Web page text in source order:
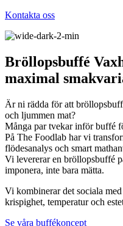
Kontakta oss
Bröllopsbuffé
maximal
Är ni rädda för att
och ljummen mat?
Många par tvekar inför buffé
På The Foodlab har vi
flödesanalys och smart
Vi levererar en bröllopsbuffé
imponera, inte bara mätta.
Vi kombinerar det sociala
krispighet, temperatur och
Se våra buffékoncept